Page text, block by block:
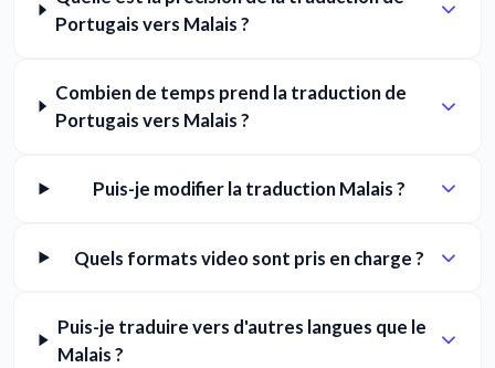
Portugais vers Malais ?
Combien de temps prend la traduction de
Portugais vers Malais ?
Puis-je modifier la traduction Malais ?
Quels formats video sont pris en charge ?
Puis-je traduire vers d'autres langues que le
Malais ?